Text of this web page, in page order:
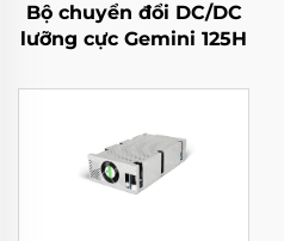
Bộ chuyển đổi DC/DC
lưỡng cực Gemini 125H